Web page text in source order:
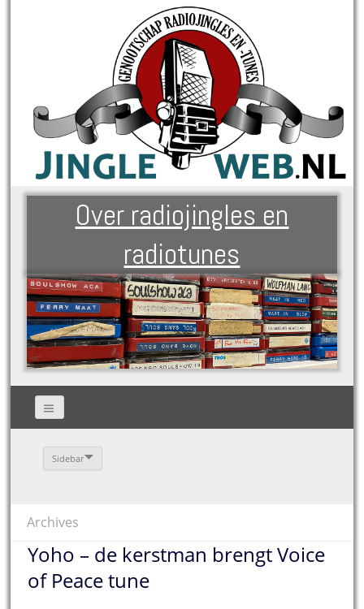
Over radiojingles en
radiotunes
Sidebar
Archives
Yoho – de kerstman brengt Voice
of Peace tune